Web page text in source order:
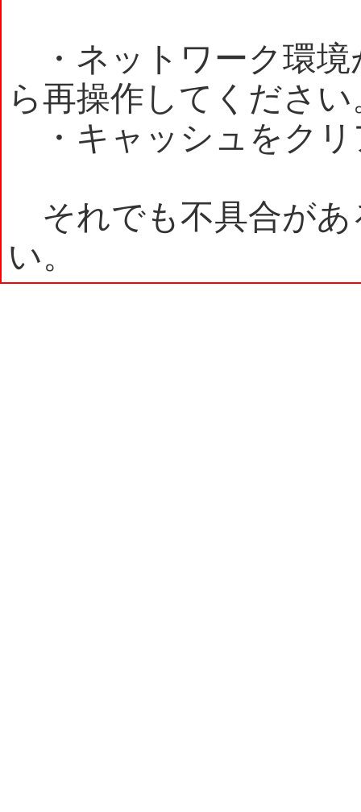
・ネットワーク環境
ら再操作してください
・キャッシュをクリ
それでも不具合があ
い。